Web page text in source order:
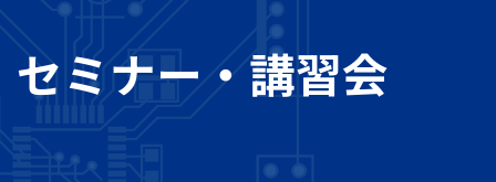
セミナー・講習会